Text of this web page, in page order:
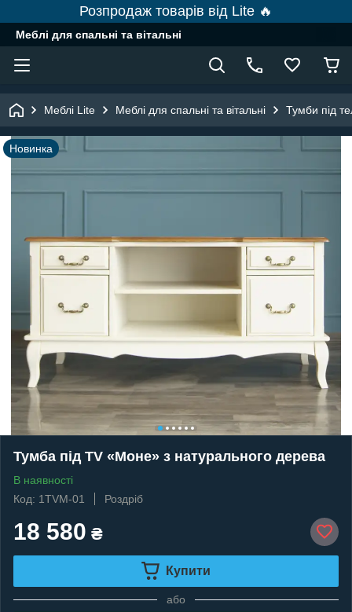
Розпродаж товарів від Lite 🔥
Меблі для спальні та вітальні
Меблі Lite Меблі для спальні та вітальні Тумби під
Новинка
Тумба під TV «Моне» з натурального дерева
В наявності
Код: 1TVM-01
Роздріб
18 580 ₴
Купити
або